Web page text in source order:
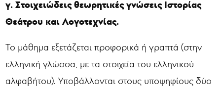
γ. Στοιχειώδεις θεωρητικές γνώσεις Ιστορίας
Θεάτρου και Λογοτεχνίας.
Το μάθημα εξετάζεται προφορικά ή γραπτά (στην
ελληνική γλώσσα, με τα στοιχεία του ελληνικού
αλφαβήτου). Υποβάλλονται στους υποψηφίους δύο